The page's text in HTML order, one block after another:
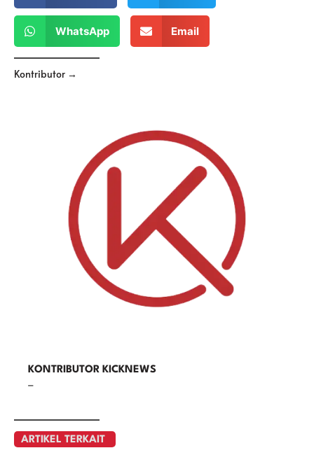
WhatsApp Email
Kontributor →
KONTRIBUTOR KICKNEWS
–
ARTIKEL TERKAIT